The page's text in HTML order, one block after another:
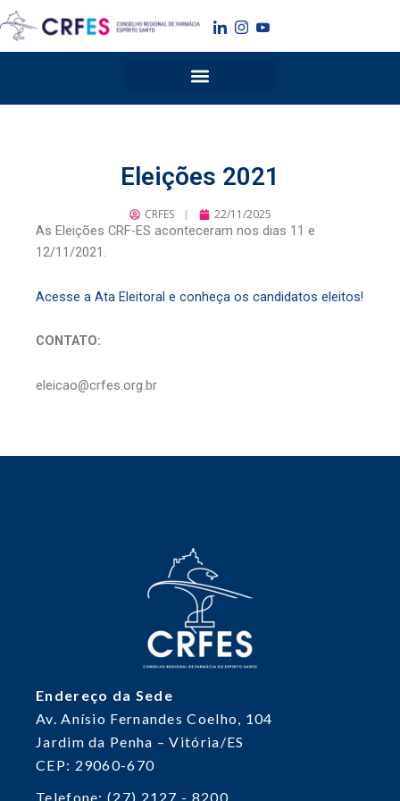
para
o
Eleições 2021
CRFES 22/11/2025
As Eleições CRF-ES aconteceram nos dias 11 e
12/11/2021.
Acesse a Ata Eleitoral e conheça os candidatos eleitos!
CONTATO:
eleicao@crfes.org.br
Endereço da Sede
Av. Anísio Fernandes Coelho, 104
Jardim da Penha – Vitória/ES
CEP: 29060-670
Telefone: (27) 2127 - 8200